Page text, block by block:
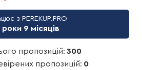
з PEREKUP.PRO
роки 9 місяців
пропозицій: 300
пропозицій: 0